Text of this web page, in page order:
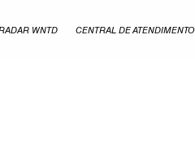
WNTD CENTRAL DE ATENDIMENTO